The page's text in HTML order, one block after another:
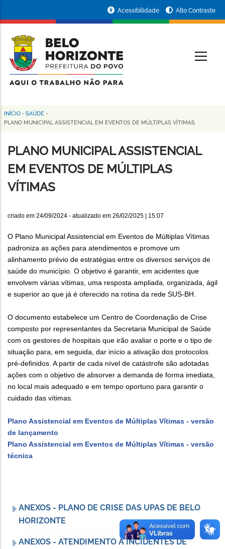
conteúdo
principal
da
Prefeitura
de
Horizonte
Acessibilidade Alto Contraste
Trilha
navegação
INÍCIO - SAÚDE -
PLANO MUNICIPAL ASSISTENCIAL EM EVENTOS DE MÚLTIPLAS VÍTIMAS
PLANO MUNICIPAL ASSISTENCIAL
EM EVENTOS DE MÚLTIPLAS
VÍTIMAS
criado em 24/09/2024 - atualizado em 26/02/2025 | 15:07
O Plano Municipal Assistencial em Eventos de Múltiplas Vítimas
padroniza as ações para atendimentos e promove um
alinhamento prévio de estratégias entre os diversos serviços de
saúde do município. O objetivo é garantir, em acidentes que
envolvem várias vítimas, uma resposta ampliada, organizada, ágil
e superior ao que já é oferecido na rotina da rede SUS-BH.
O documento estabelece um Centro de Coordenação de Crise
composto por representantes da Secretaria Municipal de Saúde
com os gestores de hospitais que irão avaliar o porte e o tipo de
situação para, em seguida, dar início a ativação dos protocolos
pré-definidos. A partir de cada nível de catástrofe são adotadas
ações com o objetivo de absorver a demanda de forma imediata,
no local mais adequado e em tempo oportuno para garantir o
cuidado das vítimas.
Plano Assistencial em Eventos de Múltiplas Vítimas - versão
de lançamento
Plano Assistencial em Eventos de Múltiplas Vítimas - versão
técnica
ANEXOS - PLANO DE CRISE DAS UPAS DE BELO
HORIZONTE
ANEXOS - ATENDIMENTO À INCIDENTES DE